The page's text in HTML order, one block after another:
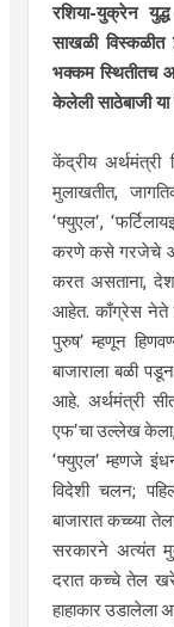
रशिया-युक्रेन
साखळी विस्कळीत
भक्कम स्थितीतच
केलेली साठेबाजी
केंद्रीय अर्थमंत्री
मुलाखतीत,
‘फ्युएल’,
करणे कसे गरजेचे
करत असताना,
आहेत. काँग्रेस नेते
पुरुष’ म्हणून
बाजाराला बळी
आहे. अर्थमंत्री
एफ’चा उल्लेख केला,
‘फ्युएल’ म्हणजे
विदेशी चलन;
बाजारात कच्च्या
सरकारने अत्यंत
दरात कच्चे तेल
हाहाकार उडालेला